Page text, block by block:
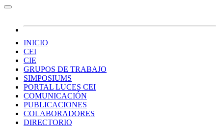
INICIO
CEI
CIE
GRUPOS DE TRABAJO
SIMPOSIUMS
PORTAL LUCES CEI
COMUNICACIÓN
PUBLICACIONES
COLABORADORES
DIRECTORIO